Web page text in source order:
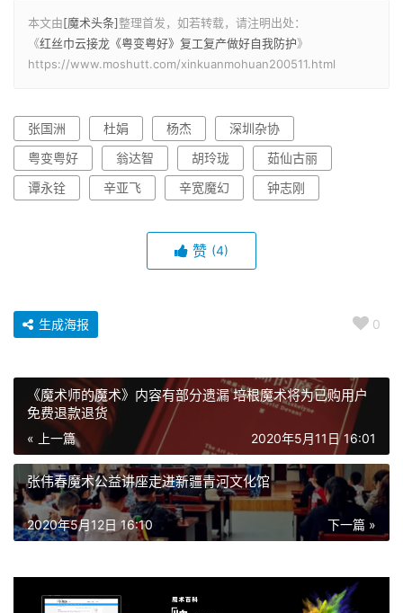
本文由[魔术头条]整理首发，如若转载，请注明出处：
《红丝巾云接龙《粤变粤好》复工复产做好自我防护》
https://www.moshutt.com/xinkuanmohuan200511.html
张国洲 杜娟 杨杰
深圳杂协
粤变粤好
翁达智 胡玲珑
茹仙古丽
谭永铨
辛亚飞 辛宽魔幻 钟志刚
赞 (4)
0
生成海报
《魔术师的魔术》内容有部分遗漏 培根魔术将为已购用户
免费退款退货
« 上一篇 2020年5月11日 16:01
张伟春魔术公益讲座走进新疆青河文化馆
下一篇 »
2020年5月12日 16:10